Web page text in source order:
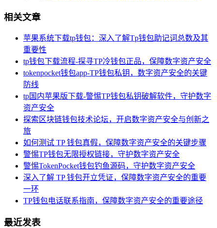
相关文章
苹果系统下载tp钱包：深入了解Tp钱包助记词总数及其
重要性
tp钱包下载流程-探寻TP冷钱包正品，保障数字资产安全
tokenpocket钱包app-TP钱包私钥，数字资产安全的关键
防线
tp国内苹果版下载-警惕TP钱包私钥破解软件，守护数字
资产安全
探索区块链钱包技术论坛，开启数字资产安全与创新之
旅
如何测试 TP 钱包真假，保障数字资产安全的关键步骤
警惕TP钱包无限授权链接，守护数字资产安全
警惕TokenPocket钱包钓鱼源码，守护数字资产安全
深入了解 TP 钱包开立凭证，保障数字资产安全的重要
一环
TP钱包电话联系指南，保障数字资产安全的重要途径
最近发表